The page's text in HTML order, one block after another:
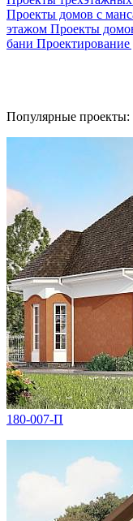
Проекты домов с
этажом Проекты
бани Проектирование
Популярные проекты:
180-007-П